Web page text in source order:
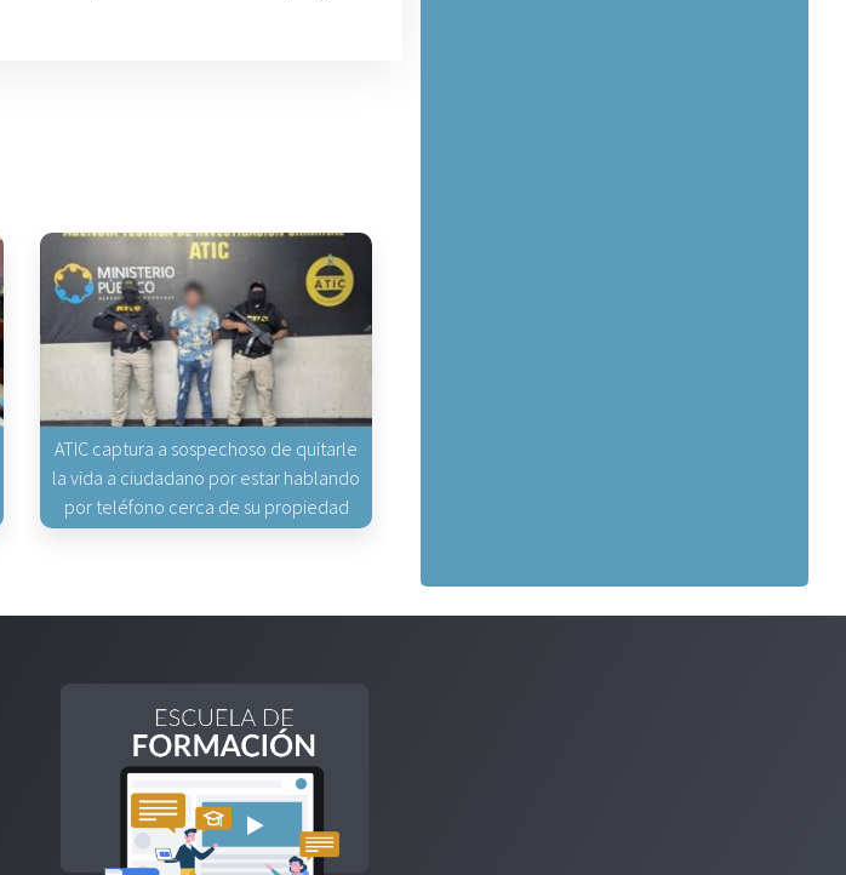
ATIC captura a sospechoso de quitarle
la vida a ciudadano por estar hablando
por teléfono cerca de su propiedad